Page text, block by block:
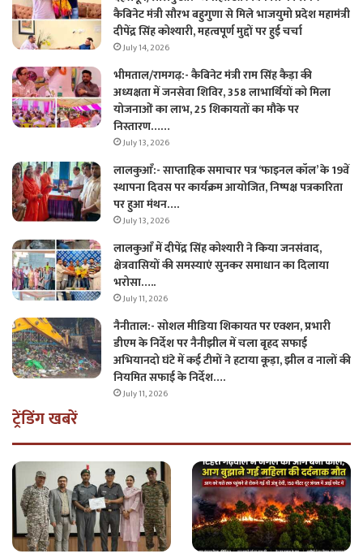
कैबिनेट मंत्री सौरभ बहुगुणा से मिले भाजयुमो प्रदेश महामंत्री
दीपेंद्र सिंह कोश्यारी, महत्वपूर्ण मुद्दों पर हुई चर्चा
July 14, 2026
भीमताल/रामगढ़:- कैबिनेट मंत्री राम सिंह कैड़ा की
अध्यक्षता में जनसेवा शिविर, 358 लाभार्थियों को मिला
योजनाओं का लाभ, 25 शिकायतों का मौके पर
निस्तारण……
July 13, 2026
लालकुआँ:- साप्ताहिक समाचार पत्र ‘फाइनल कॉल’ के 19वें
स्थापना दिवस पर कार्यक्रम आयोजित, निष्पक्ष पत्रकारिता
पर हुआ मंथन….
July 13, 2026
लालकुआँ में दीपेंद्र सिंह कोश्यारी ने किया जनसंवाद,
क्षेत्रवासियों की समस्याएं सुनकर समाधान का दिलाया
भरोसा…..
July 11, 2026
नैनीताल:- सोशल मीडिया शिकायत पर एक्शन, प्रभारी
डीएम के निर्देश पर नैनीझील में चला बृहद सफाई
अभियानदो घंटे में कई टीमों ने हटाया कूड़ा, झील व नालों की
नियमित सफाई के निर्देश….
July 11, 2026
ट्रेंडिंग खबरें